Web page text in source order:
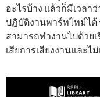
อะไรบ้าง แล้วก็มีเวลา
ปฏิบัติงานพาร์ทไทม์ได้
สามารถทำงานไปด้วย
เสียการเสียงงานและไ